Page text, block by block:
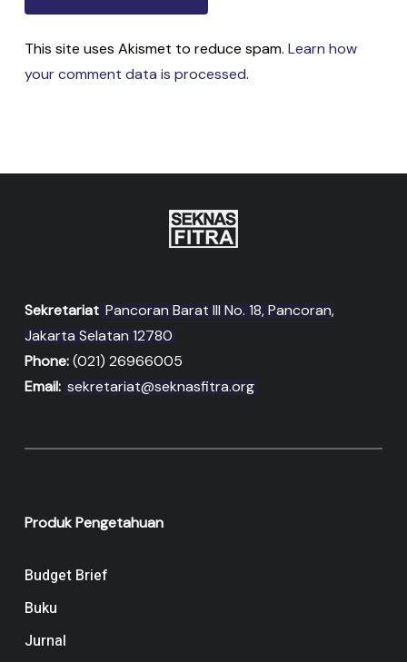
This site uses Akismet to reduce spam. Learn how
your comment data is processed.
Sekretariat Pancoran Barat III No. 18, Pancoran,
Jakarta Selatan 12780
Phone:(021) 26966005
Email: sekretariat@seknasfitra.org
Produk Pengetahuan
Budget Brief
Buku
Jurnal